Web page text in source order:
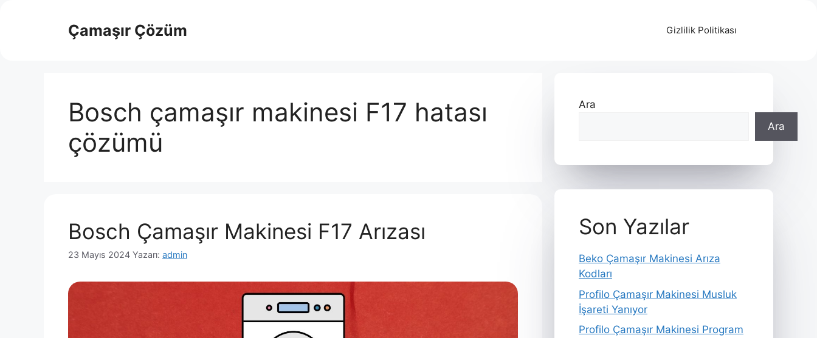
Çamaşır Çözüm Gizlilik Politikası
Bosch çamaşır makinesi F17 hatası
çözümü
Bosch Çamaşır Makinesi F17 Arızası
23 Mayıs 2024 Yazarı: admin
Ara
Ara
Son Yazılar
Beko Çamaşır Makinesi Arıza
Kodları
Profilo Çamaşır Makinesi Musluk
İşareti Yanıyor
Profilo Çamaşır Makinesi Program